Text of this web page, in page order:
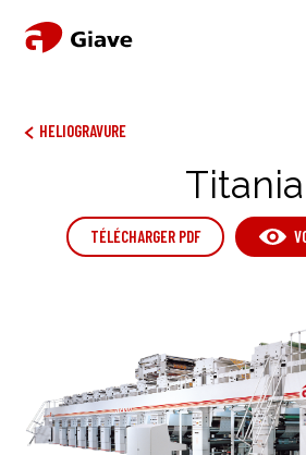
HELIOGRAVURE
Titania
TÉLÉCHARGER PDF